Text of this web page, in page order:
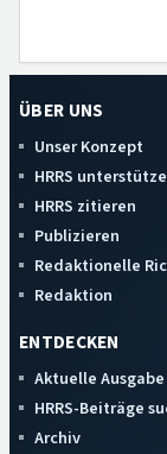
ÜBER UNS
Unser Konzept
HRRS
HRRS zitieren
Publizieren
Redaktionelle
Redaktion
ENTDECKEN
Aktuelle Ausgabe
HRRS-Beiträge
Archiv